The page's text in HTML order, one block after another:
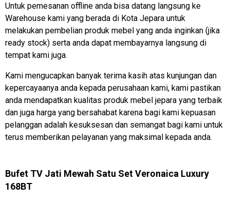
Untuk pemesanan offline anda bisa datang langsung ke
Warehouse kami yang berada di Kota Jepara untuk
melakukan pembelian produk mebel yang anda inginkan (jika
ready stock) serta anda dapat membayarnya langsung di
tempat kami juga.
Kami mengucapkan banyak terima kasih atas kunjungan dan
kepercayaanya anda kepada perusahaan kami, kami pastikan
anda mendapatkan kualitas produk mebel jepara yang terbaik
dan juga harga yang bersahabat karena bagi kami kepuasan
pelanggan adalah kesuksesan dan semangat bagi kami untuk
terus memberikan pelayanan yang maksimal kepada anda.
Bufet TV Jati Mewah Satu Set Veronaica Luxury
168BT